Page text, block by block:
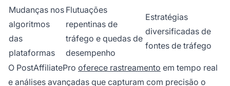
Mudanças nos
algoritmos
das
plataformas
Flutuações
repentinas de
tráfego e quedas de
desempenho
Estratégias
diversificadas de
fontes de tráfego
O PostAffiliatePro oferece rastreamento em tempo real
e análises avançadas que capturam com precisão o